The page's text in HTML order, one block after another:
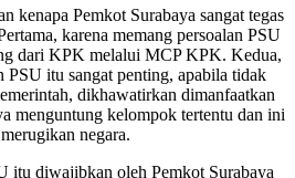
kenapa Pemkot Surabaya sangat tegas
karena memang persoalan PSU
dari KPK melalui MCP KPK. Kedua,
PSU itu sangat penting, apabila tidak
dikhawatirkan dimanfaatkan
menguntung kelompok tertentu dan ini
negara.
itu diwajibkan oleh Pemkot Surabaya